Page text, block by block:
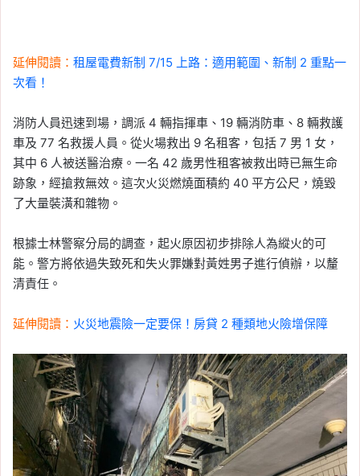
延伸閱讀： 租屋電費新制 7/15 上路：適用範圍、新制 2 重點一
次看！
消防人員迅速到場，調派 4 輛指揮車、19 輛消防車、8 輛救護
車及 77 名救援人員。從火場救出 9 名租客，包括 7 男 1 女，
其中 6 人被送醫治療。一名 42 歲男性租客被救出時已無生命
跡象，經搶救無效。這次火災燃燒面積約 40 平方公尺，燒毀
了大量裝潢和雜物。
根據士林警察分局的調查，起火原因初步排除人為縱火的可
能。警方將依過失致死和失火罪嫌對黃姓男子進行偵辦，以釐
清責任。
延伸閱讀： 火災地震險一定要保！房貸 2 種類地火險增保障